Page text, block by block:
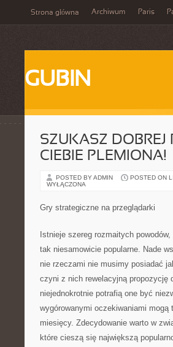
Strona główna Archiwum Paris
GUBIN
SZUKASZ DOBREJ
CIEBIE PLEMIONA!
POSTED BY ADMIN POSTED ON
WYŁĄCZONA
Gry strategiczne na przeglądarki
Istnieje szereg rozmaitych
tak niesamowicie popularne. Nade
nie rzeczami nie musimy posiadać
czyni z nich rewelacyjną propozycję
niejednokrotnie potrafią one być
wygórowanymi oczekiwaniami mogą
miesięcy. Zdecydowanie warto w
które cieszą się największą